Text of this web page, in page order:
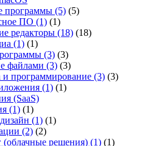
программы (5) (5)
ПО (1) (1)
редакторы (18) (18)
(1) (1)
(3) (3)
файлами (3) (3)
и программирование (3) (3)
(1) (1)
(SaaS)
(1) (1)
(1) (1)
(2) (2)
(облачные решения) (1) (1)